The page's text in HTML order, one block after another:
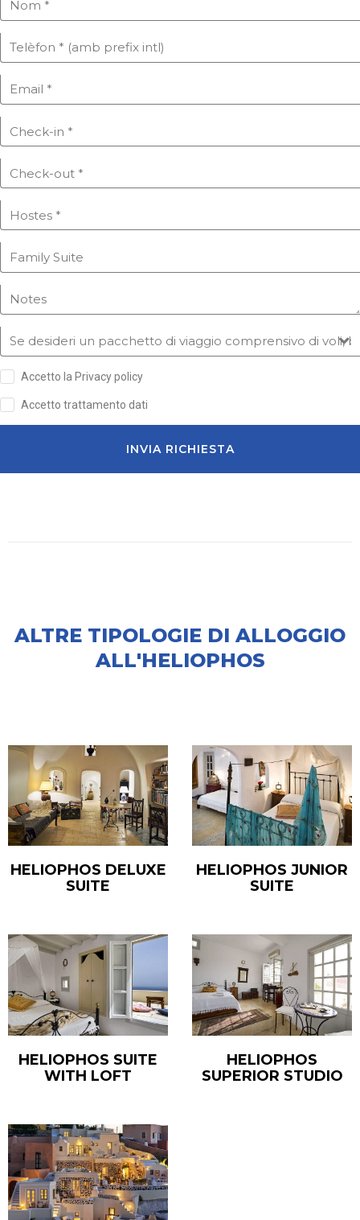
Accetto la Privacy policy
Accetto trattamento dati
INVIA RICHIESTA
ALTRE TIPOLOGIE DI ALLOGGIO
ALL'HELIOPHOS
HELIOPHOS DELUXE
SUITE
HELIOPHOS JUNIOR
SUITE
HELIOPHOS SUITE
WITH LOFT
HELIOPHOS
SUPERIOR STUDIO